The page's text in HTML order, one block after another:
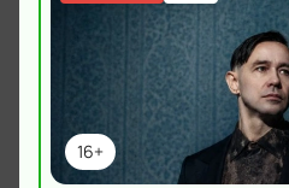
16+